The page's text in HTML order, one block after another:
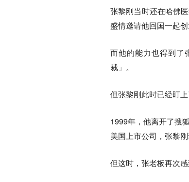
张黎刚当时还在哈佛
盛情邀请他回国一起
而他的能力也得到了
裁」。
但张黎刚此时已经盯上
1999年，他离开了搜
美国上市公司，张黎
但这时，张老板再次